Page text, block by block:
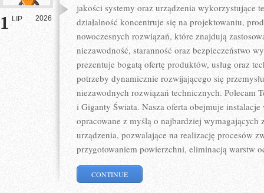
1 LIP 2026
jakości systemy oraz urządzenia wykorzystujące
działalność koncentruje się na projektowaniu,
nowoczesnych rozwiązań, które znajdują
niezawodność, staranność oraz bezpieczeństwo
prezentuje bogatą ofertę produktów, usług oraz
potrzeby dynamicznie rozwijającego się
niezawodnych rozwiązań technicznych. Polecam
i Giganty Świata. Nasza oferta obejmuje
opracowane z myślą o najbardziej wymagających
urządzenia, pozwalające na realizację procesów
przygotowaniem powierzchni, eliminacją warstw
CONTINUE